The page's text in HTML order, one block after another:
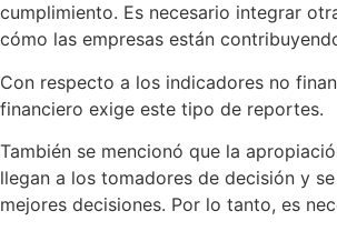
cumplimiento. Es necesario integrar
cómo las empresas están
Con respecto a los indicadores no
financiero exige este tipo de reportes.
También se mencionó que la
llegan a los tomadores de decisión y
mejores decisiones. Por lo tanto, es